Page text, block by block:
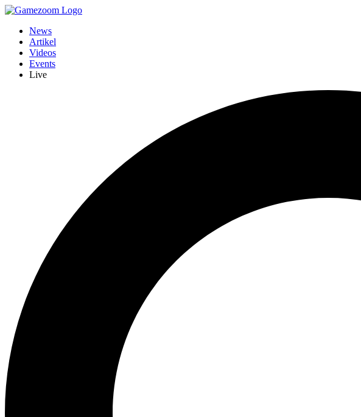
News
Artikel
Videos
Events
Live